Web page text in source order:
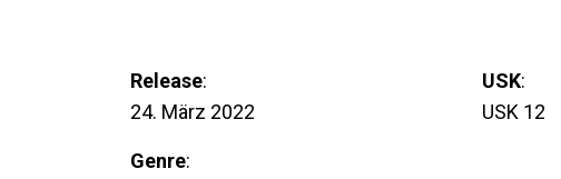
Release:
24. März 2022
USK:
USK 12
Genre: